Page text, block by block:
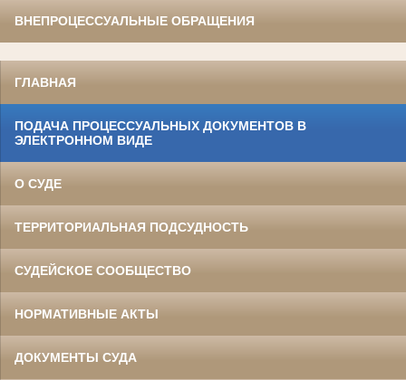
ВНЕПРОЦЕССУАЛЬНЫЕ ОБРАЩЕНИЯ
ГЛАВНАЯ
ПОДАЧА ПРОЦЕССУАЛЬНЫХ ДОКУМЕНТОВ В
ЭЛЕКТРОННОМ ВИДЕ
О СУДЕ
ТЕРРИТОРИАЛЬНАЯ ПОДСУДНОСТЬ
СУДЕЙСКОЕ СООБЩЕСТВО
НОРМАТИВНЫЕ АКТЫ
ДОКУМЕНТЫ СУДА